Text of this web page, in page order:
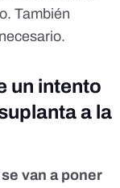
También
.
un intento
a la
van a poner